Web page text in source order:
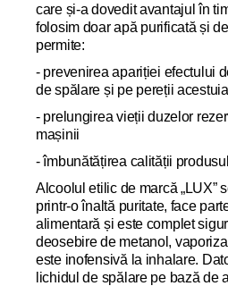
care și-a dovedit avantajul în
folosim doar apă purificată și
permite:
- prevenirea apariției efectului
de spălare și pe pereții acestuia
- prelungirea vieții duzelor
mașinii
- îmbunătățirea calității
Alcoolul etilic de marcă „LUX”
printr-o înaltă puritate, face
alimentară și este complet
deosebire de metanol,
este inofensivă la inhalare.
lichidul de spălare pe bază de